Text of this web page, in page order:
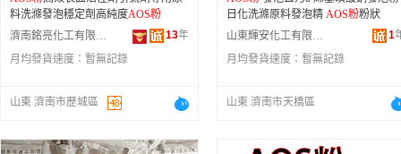
料洗滌發泡穩定劑高純度AOS粉
濟南銘亮化工有限公司
13年
月均發貨速度： 暫無記錄
山東 濟南市歷城區
日化洗滌原料發泡精 AOS粉粉狀
山東輝安化工有限公司
1
月均發貨速度： 暫無記錄
山東 濟南市天橋區